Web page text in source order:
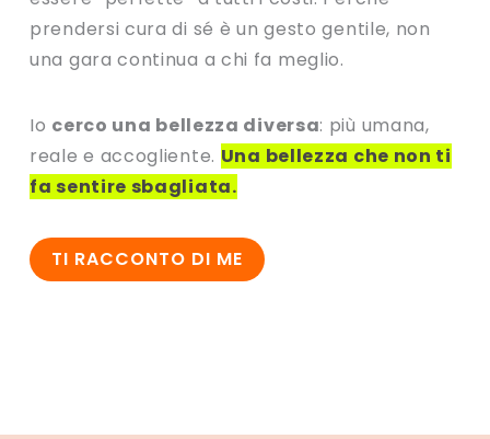
prendersi cura di sé è un gesto gentile, non
una gara continua a chi fa meglio.
Io cerco una bellezza diversa: più umana,
reale e accogliente. Una bellezza che non ti
fa sentire sbagliata.
TI RACCONTO DI ME